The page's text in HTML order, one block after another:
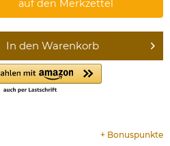
auf den Merkzettel
In den Warenkorb
+ Bonuspunkte